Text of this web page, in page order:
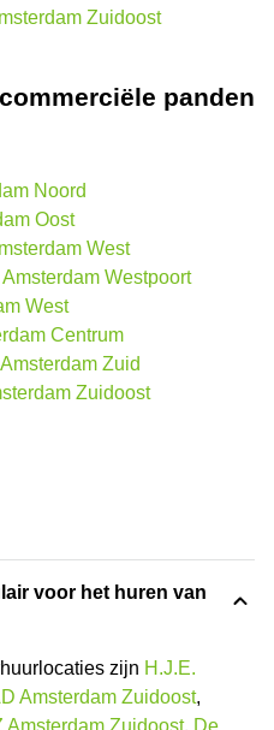
Zuidoost
panden
Noord
Oost
West
Westpoort
West
Centrum
Zuid
Zuidoost
voor het huren van
zijn H.J.E.
Amsterdam Zuidoost,
Amsterdam Zuidoost, De